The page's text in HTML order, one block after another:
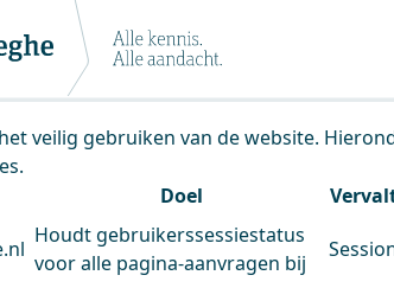
van cookies
om het gebruik van de website te
veilig gebruiken van de website.
Doel
Houdt gebruikerssessiestatus
voor alle pagina-aanvragen bij